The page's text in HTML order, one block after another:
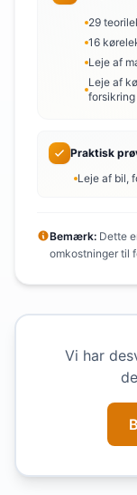
29
16
Leje af
Leje af
forsikring
Praktisk
Leje af bil,
Bemærk: Dette
omkostninger til
Vi har